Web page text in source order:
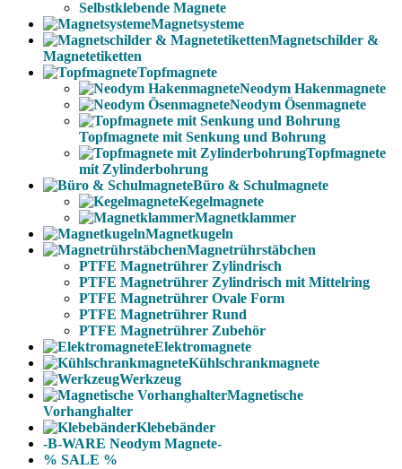
Selbstklebende Magnete
Magnetsysteme
Magnetschilder &
Magnetetiketten
Topfmagnete
Neodym Hakenmagnete
Neodym Ösenmagnete
Topfmagnete mit Senkung und Bohrung
Topfmagnete
mit Zylinderbohrung
Büro & Schulmagnete
Kegelmagnete
Magnetklammer
Magnetkugeln
Magnetrührstäbchen
PTFE Magnetrührer Zylindrisch
PTFE Magnetrührer Zylindrisch mit Mittelring
PTFE Magnetrührer Ovale Form
PTFE Magnetrührer Rund
PTFE Magnetrührer Zubehör
Elektromagnete
Kühlschrankmagnete
Werkzeug
Magnetische
Vorhanghalter
Klebebänder
-B-WARE Neodym Magnete-
% SALE %